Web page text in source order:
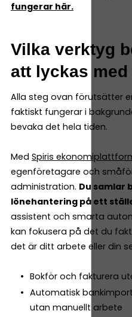
fungerar här.
Vilka verktyg
att lyckas med
Alla steg ovan förutsätter
faktiskt fungerar i
bevaka det hela tiden.
Med Spiris
egenföretagare och
administration. Du samlar
lönehantering på ett
assistent och smarta
kan fokusera på det du
det är ditt arbete eller din
Bokför och fakturera
Automatisk
utan manuellt arbete